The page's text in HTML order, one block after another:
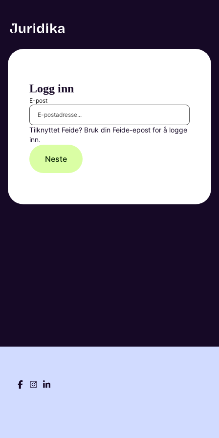
Logg inn
E-post
Tilknyttet Feide? Bruk din Feide-epost for å logge
inn.
Neste